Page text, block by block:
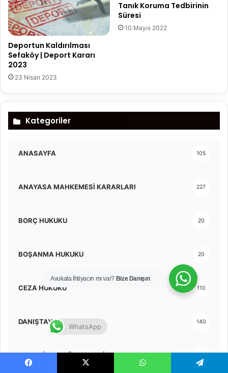
Deportun Kaldırılması
Sefaköy | Deport Kararı
2023
23 Nisan 2023
Tanık Koruma Tedbirinin
Süresi
10 Mayıs 2022
Kategoriler
ANASAYFA 105
ANAYASA MAHKEMESİ KARARLARI 227
BORÇ HUKUKU 20
BOŞANMA HUKUKU 20
CEZA HUKUKU 110
DANIŞTAY KARARLARI 140
DAVA DİLEKÇE ÖRNEKLERİ
Avukata İhtiyacın mı var? Bize Danışın
WhatsApp